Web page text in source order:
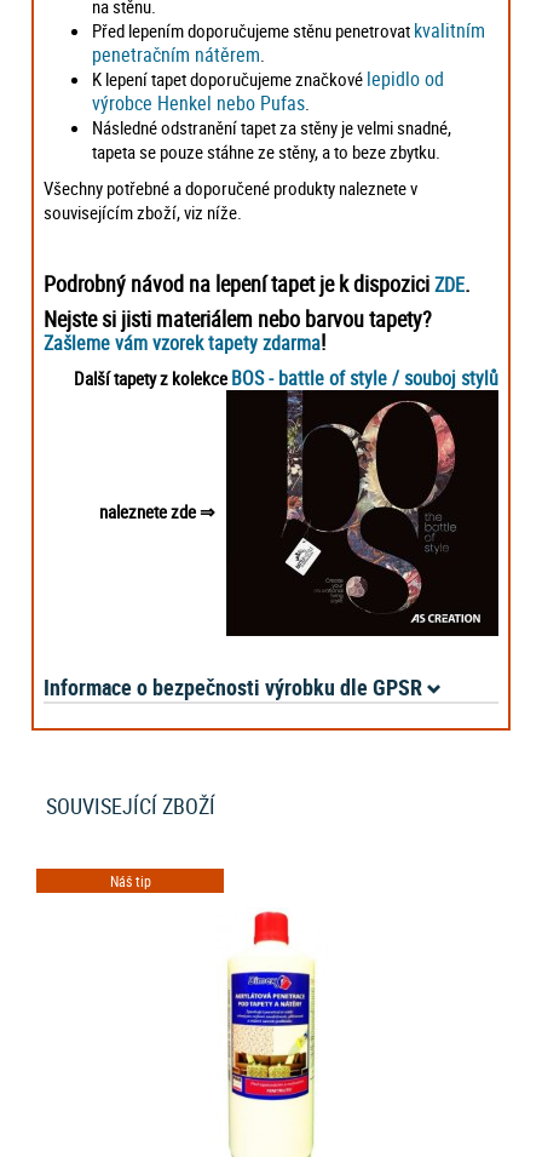
na stěnu.
Před lepením doporučujeme stěnu penetrovat kvalitním
penetračním nátěrem.
K lepení tapet doporučujeme značkové lepidlo od
výrobce Henkel nebo Pufas.
Následné odstranění tapet za stěny je velmi snadné,
tapeta se pouze stáhne ze stěny, a to beze zbytku.
Všechny potřebné a doporučené produkty naleznete v
souvisejícím zboží, viz níže.
Podrobný návod na lepení tapet je k dispoziciZDE.
Nejste si jisti materiálem nebo barvou tapety?
Zašleme vám vzorek tapety zdarma!
Další tapety z kolekce BOS - battle of style / souboj stylů
naleznete zde ⇒
Informace o bezpečnosti výrobku dle GPSR
SOUVISEJÍCÍ ZBOŽÍ
Náš tip